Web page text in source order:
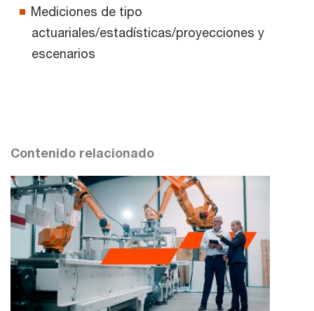
Mediciones de tipo
actuariales/estadísticas/proyecciones y
escenarios
Contenido relacionado